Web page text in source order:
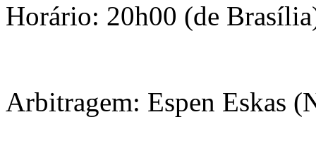
Horário: 20h00 (de
Arbitragem: Espen Eskas